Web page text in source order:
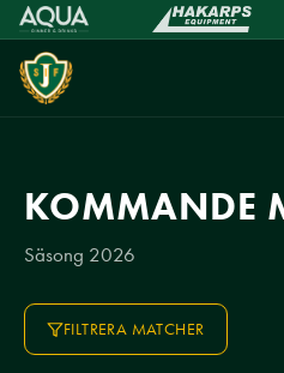
KOMMANDE
Säsong 2026
FILTRERA MATCHER